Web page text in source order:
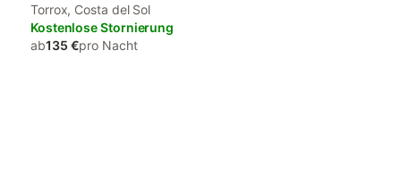
Torrox, Costa del Sol
Kostenlose Stornierung
ab135 €pro Nacht